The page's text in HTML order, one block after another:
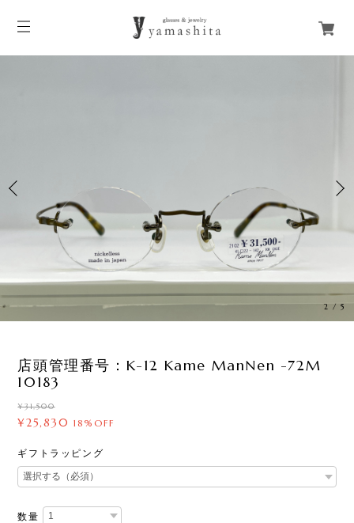
3 /5
店頭管理番号：K-12 Kame ManNen -72M
10183
¥31,500
¥25,830 18%OFF
ギフトラッピング
数量